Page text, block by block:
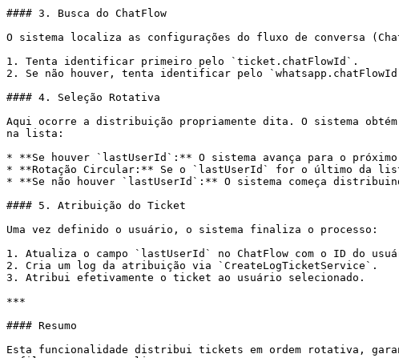
#### 3. Busca do ChatFlow
O sistema localiza as configurações do fluxo de conversa
1. Tenta identificar primeiro pelo `ticket.chatFlowId`.
2. Se não houver, tenta identificar pelo `whatsapp.chatFlowId`
#### 4. Seleção Rotativa
Aqui ocorre a distribuição propriamente dita. O sistema
na lista:
* **Se houver `lastUserId`:** O sistema avança para o
* **Rotação Circular:** Se o `lastUserId` for o último da
* **Se não houver `lastUserId`:** O sistema começa
#### 5. Atribuição do Ticket
Uma vez definido o usuário, o sistema finaliza o processo:
1. Atualiza o campo `lastUserId` no ChatFlow com o ID do
2. Cria um log da atribuição via `CreateLogTicketService`.
3. Atribui efetivamente o ticket ao usuário selecionado.
***
#### Resumo
Esta funcionalidade distribui tickets em ordem rotativa,